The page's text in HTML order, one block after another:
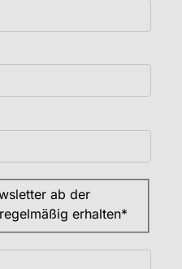
ab der
erhalten*